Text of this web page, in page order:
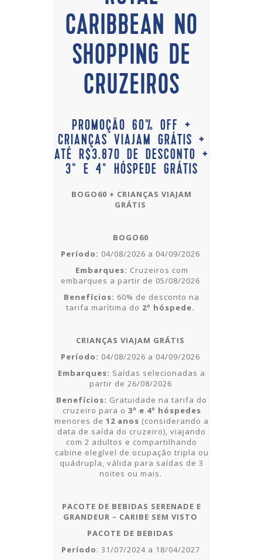
CARIBBEAN NO
SHOPPING DE
CRUZEIROS
PROMOÇÃO 60% OFF +
CRIANÇAS VIAJAM GRÁTIS +
ATÉ R$3.870 DE DESCONTO +
3° E 4° HÓSPEDE GRÁTIS
BOGO60 + CRIANÇAS VIAJAM
GRÁTIS
BOGO60
Período: 04/08/2026 a 04/09/2026
Embarques: Cruzeiros com
embarques a partir de 05/08/2026
Benefícios: 60% de desconto na
tarifa marítima do 2º hóspede.
CRIANÇAS VIAJAM GRÁTIS
Período: 04/08/2026 a 04/09/2026
Embarques: Saídas selecionadas a
partir de 26/08/2026
Benefícios: Gratuidade na tarifa do
cruzeiro para o 3º e 4º hóspedes
menores de 12 anos (considerando a
data de saída do cruzeiro), viajando
com 2 adultos e compartilhando
cabine elegível de ocupação tripla ou
quádrupla, válida para saídas de 3
noites ou mais.
PACOTE DE BEBIDAS SERENADE E
GRANDEUR – CARIBE SEM VISTO
PACOTE DE BEBIDAS
Período: 31/07/2024 a 18/04/2027